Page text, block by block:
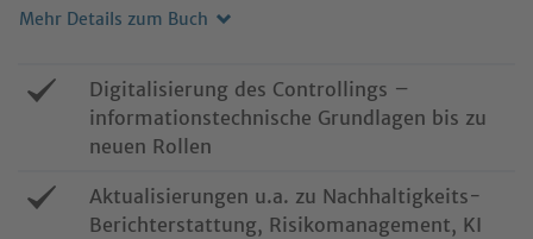
Mehr Details zum Buch
Digitalisierung des Controllings –
informationstechnische Grundlagen bis zu
neuen Rollen
Aktualisierungen u.a. zu Nachhaltigkeits-
Berichterstattung, Risikomanagement, KI